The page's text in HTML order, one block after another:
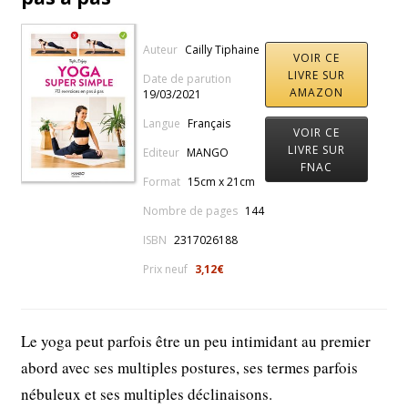
Auteur Cailly Tiphaine
Date de parution
19/03/2021
Langue Français
Editeur MANGO
Format 15cm x 21cm
Nombre de pages 144
ISBN 2317026188
Prix neuf 3,12€
VOIR CE
LIVRE SUR
AMAZON
VOIR CE
LIVRE SUR
FNAC
Le yoga peut parfois être un peu intimidant au premier
abord avec ses multiples postures, ses termes parfois
nébuleux et ses multiples déclinaisons.